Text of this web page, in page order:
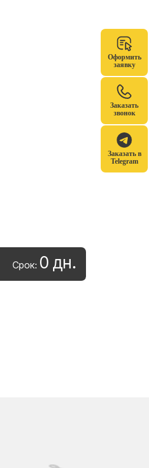
Оформить
заявку
Заказать
звонок
Заказать в
Telegram
Срок: 0 дн.